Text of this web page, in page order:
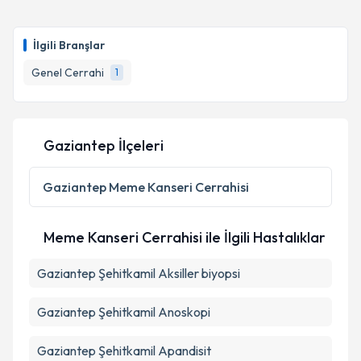
İlgili Branşlar
Genel Cerrahi
1
Gaziantep İlçeleri
Gaziantep Meme Kanseri Cerrahisi
Meme Kanseri Cerrahisi ile İlgili Hastalıklar
Gaziantep Şehitkamil Aksiller biyopsi
Gaziantep Şehitkamil Anoskopi
Gaziantep Şehitkamil Apandisit